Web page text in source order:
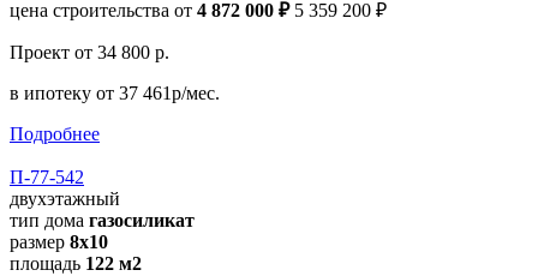
цена строительства от 4 872 000 ₽ 5 359 200 ₽
Проект от 34 800 р.
в ипотеку от 37 461р/мес.
Подробнее
П-77-542
двухэтажный
тип дома газосиликат
размер 8х10
площадь 122 м2